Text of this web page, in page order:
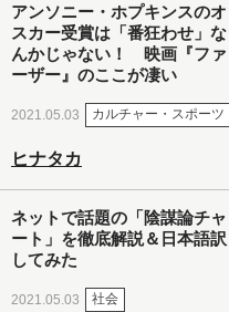
アンソニー・ホプキンスのオ
スカー受賞は「番狂わせ」な
んかじゃない！ 映画『ファ
ーザー』のここが凄い
2021.05.03 カルチャー・スポーツ
ヒナタカ
ネットで話題の「陰謀論チャ
ート」を徹底解説＆日本語訳
してみた
2021.05.03 社会